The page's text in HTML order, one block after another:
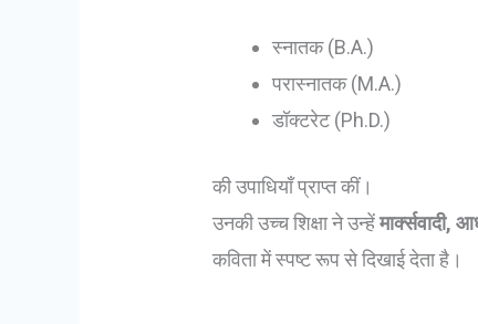
स्नातक (B.A.)
परास्नातक (M.A.)
डॉक्टरेट (Ph.D.)
की उपाधियाँ प्राप्त कीं।
उनकी उच्च शिक्षा ने उन्हेंमार्क्सवादी,
कविता में स्पष्ट रूप से दिखाई देता है।